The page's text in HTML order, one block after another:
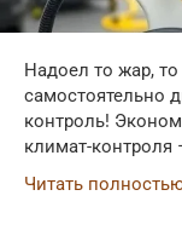
Надоел то жар,
самостоятельно
контроль!
климат-контроля
Читать